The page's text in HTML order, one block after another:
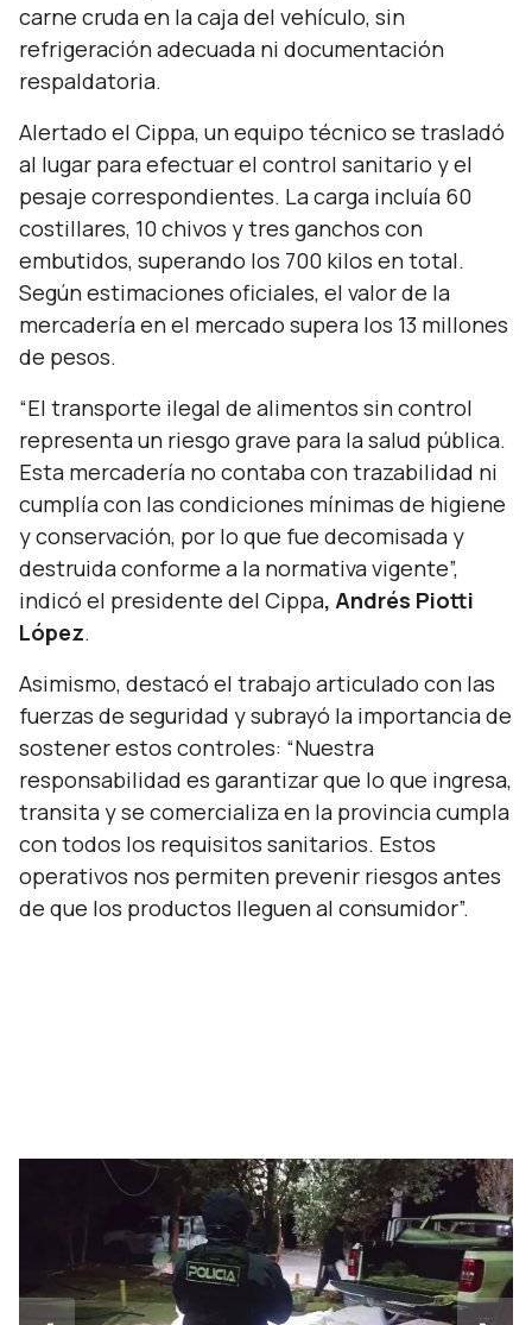
carne cruda en la caja del vehículo, sin
refrigeración adecuada ni documentación
respaldatoria.
Alertado el Cippa, un equipo técnico se trasladó
al lugar para efectuar el control sanitario y el
pesaje correspondientes. La carga incluía 60
costillares, 10 chivos y tres ganchos con
embutidos, superando los 700 kilos en total.
Según estimaciones oficiales, el valor de la
mercadería en el mercado supera los 13 millones
de pesos.
“El transporte ilegal de alimentos sin control
representa un riesgo grave para la salud pública.
Esta mercadería no contaba con trazabilidad ni
cumplía con las condiciones mínimas de higiene
y conservación, por lo que fue decomisada y
destruida conforme a la normativa vigente”,
indicó el presidente del Cippa, Andrés Piotti
López.
Asimismo, destacó el trabajo articulado con las
fuerzas de seguridad y subrayó la importancia de
sostener estos controles: “Nuestra
responsabilidad es garantizar que lo que ingresa,
transita y se comercializa en la provincia cumpla
con todos los requisitos sanitarios. Estos
operativos nos permiten prevenir riesgos antes
de que los productos lleguen al consumidor”.